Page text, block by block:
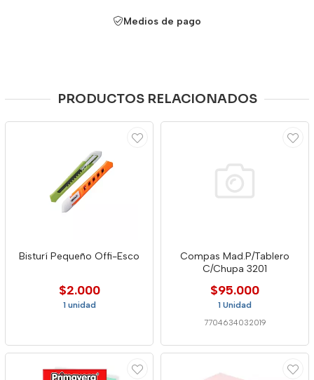
Medios de pago
PRODUCTOS RELACIONADOS
Bisturí Pequeño Offi-Esco
$2.000
1 unidad
Compas Mad.P/Tablero
C/Chupa 3201
$95.000
1 Unidad
7704634032019